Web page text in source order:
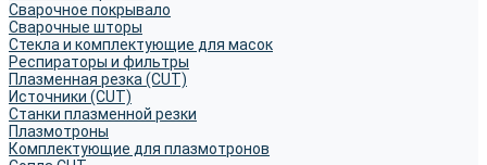
Сварочное покрывало
Сварочные шторы
Стекла и комплектующие для масок
Респираторы и фильтры
Плазменная резка (CUT)
Источники (CUT)
Станки плазменной резки
Плазмотроны
Комплектующие для плазмотронов